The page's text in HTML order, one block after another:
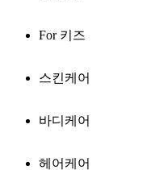
For 키즈
스킨케어
바디케어
헤어케어